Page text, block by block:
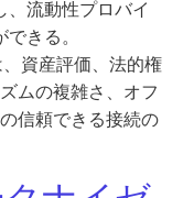
、流動性プロバイ
きる。
資産評価、法的権
ムの複雑さ、オフ
信頼できる接続の